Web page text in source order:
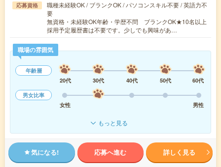
応募資格
職種未経験OK / ブランクOK / パソコンスキル不要 / 英語力不
要
無資格・未経験OK年齢・学歴不問 ブランクOK★10名以上
採用予定履歴書は不要です。少しでも興味があ…
職場の雰囲気
年齢層
20代
30代 40代 50代
60代
男女比率
女性
男性
もっと見る
気になる! 応募へ進む 詳しく見る